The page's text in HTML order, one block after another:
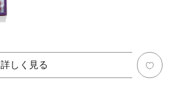
詳しく見る